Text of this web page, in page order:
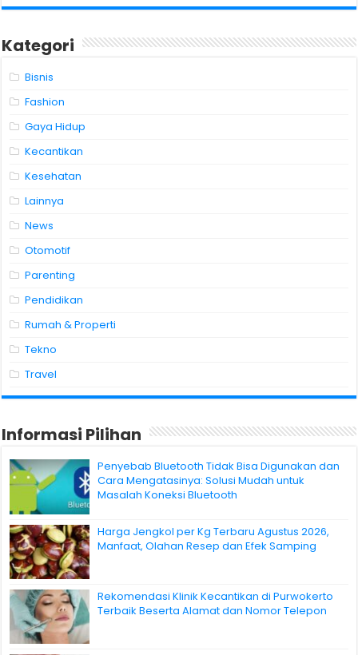
Kategori
Bisnis
Fashion
Gaya Hidup
Kecantikan
Kesehatan
Lainnya
News
Otomotif
Parenting
Pendidikan
Rumah & Properti
Tekno
Travel
Informasi Pilihan
Penyebab Bluetooth Tidak Bisa Digunakan dan
Cara Mengatasinya: Solusi Mudah untuk
Masalah Koneksi Bluetooth
Harga Jengkol per Kg Terbaru Agustus 2026,
Manfaat, Olahan Resep dan Efek Samping
Rekomendasi Klinik Kecantikan di Purwokerto
Terbaik Beserta Alamat dan Nomor Telepon